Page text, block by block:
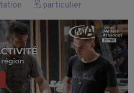
particulier